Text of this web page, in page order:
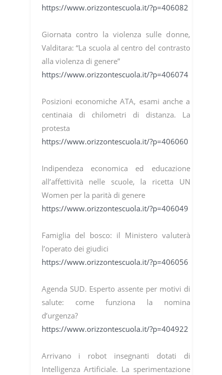
https://www.orizzontescuola.it/?p=406082
Giornata contro la violenza sulle donne,
Valditara: “La scuola al centro del contrasto
alla violenza di genere”
https://www.orizzontescuola.it/?p=406074
Posizioni economiche ATA, esami anche a
centinaia di chilometri di distanza. La
protesta
https://www.orizzontescuola.it/?p=406060
Indipendeza economica ed educazione
all’affettività nelle scuole, la ricetta UN
Women per la parità di genere
https://www.orizzontescuola.it/?p=406049
Famiglia del bosco: il Ministero valuterà
l’operato dei giudici
https://www.orizzontescuola.it/?p=406056
Agenda SUD. Esperto assente per motivi di
salute: come funziona la nomina
d’urgenza?
https://www.orizzontescuola.it/?p=404922
Arrivano i robot insegnanti dotati di
Intelligenza Artificiale. La sperimentazione